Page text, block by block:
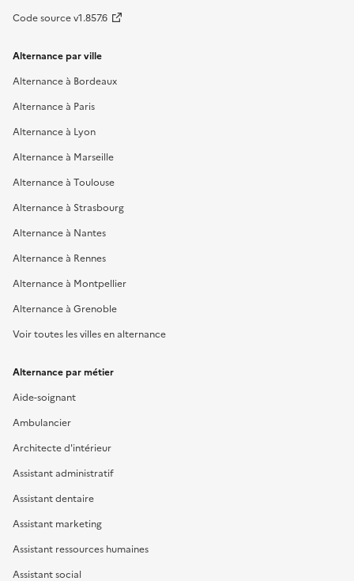
Code source v1.857.6
Alternance par ville
Alternance à Bordeaux
Alternance à Paris
Alternance à Lyon
Alternance à Marseille
Alternance à Toulouse
Alternance à Strasbourg
Alternance à Nantes
Alternance à Rennes
Alternance à Montpellier
Alternance à Grenoble
Voir toutes les villes en alternance
Alternance par métier
Aide-soignant
Ambulancier
Architecte d'intérieur
Assistant administratif
Assistant dentaire
Assistant marketing
Assistant ressources humaines
Assistant social